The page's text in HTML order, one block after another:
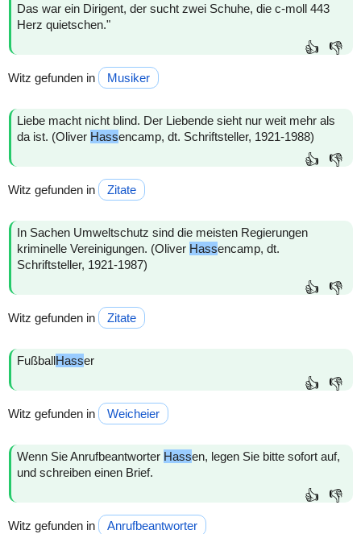
Das war ein Dirigent, der sucht zwei Schuhe, die c-moll 443
Herz quietschen."
👍 👎
Witz gefunden in Musiker
Liebe macht nicht blind. Der Liebende sieht nur weit mehr als
da ist. (Oliver Hassencamp, dt. Schriftsteller, 1921-1988)
👍 👎
Witz gefunden in Zitate
In Sachen Umweltschutz sind die meisten Regierungen
kriminelle Vereinigungen. (Oliver Hassencamp, dt.
Schriftsteller, 1921-1987)
👍 👎
Witz gefunden in Zitate
FußballHasser
👍 👎
Witz gefunden in Weicheier
Wenn Sie Anrufbeantworter Hassen, legen Sie bitte sofort auf,
und schreiben einen Brief.
👍 👎
Witz gefunden in Anrufbeantworter